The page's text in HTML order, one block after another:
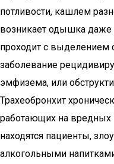
потливости, кашлем
возникает одышка даже
проходит с выделением
заболевание
эмфизема, или
Трахеобронхит
работающих на вредных
находятся пациенты,
алкогольными